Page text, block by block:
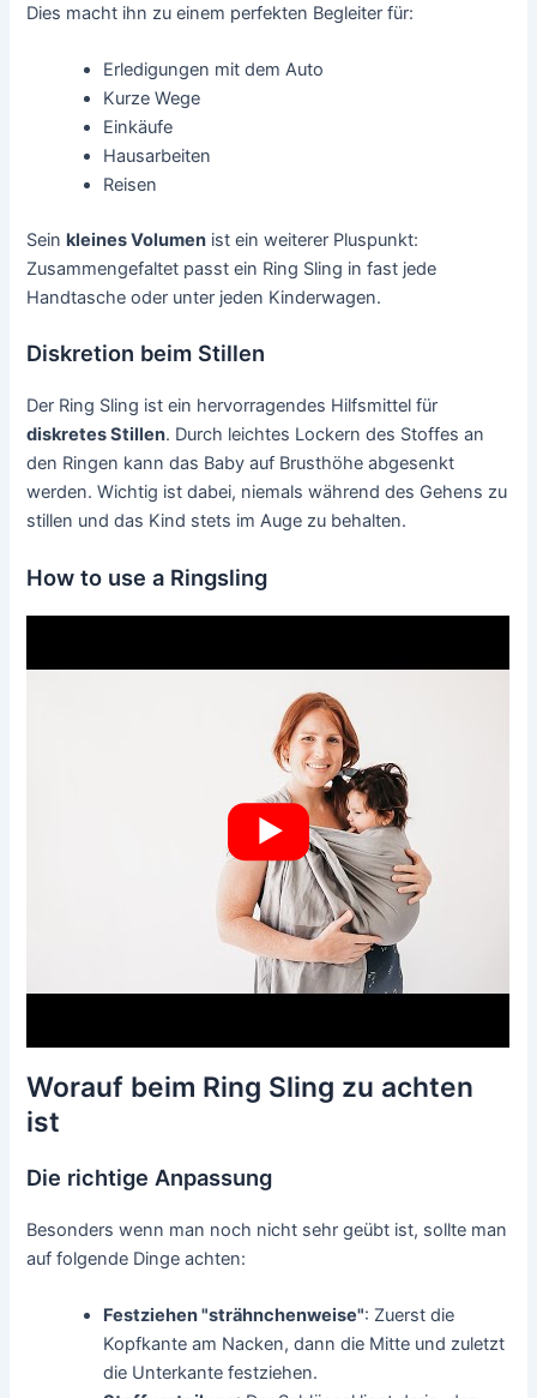
Dies macht ihn zu einem perfekten Begleiter für:
Erledigungen mit dem Auto
Kurze Wege
Einkäufe
Hausarbeiten
Reisen
Seinkleines Volumen ist ein weiterer Pluspunkt:
Zusammengefaltet passt ein Ring Sling in fast jede
Handtasche oder unter jeden Kinderwagen.
Diskretion beim Stillen
Der Ring Sling ist ein hervorragendes Hilfsmittel für
diskretes Stillen. Durch leichtes Lockern des Stoffes an
den Ringen kann das Baby auf Brusthöhe abgesenkt
werden. Wichtig ist dabei, niemals während des Gehens zu
stillen und das Kind stets im Auge zu behalten.
How to use a Ringsling
Worauf beim Ring Sling zu achten
ist
Die richtige Anpassung
Besonders wenn man noch nicht sehr geübt ist, sollte man
auf folgende Dinge achten:
Festziehen "strähnchenweise": Zuerst die
Kopfkante am Nacken, dann die Mitte und zuletzt
die Unterkante festziehen.